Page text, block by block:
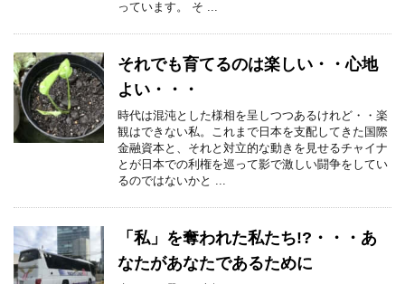
っています。 そ ...
それでも育てるのは楽しい・・心地
よい・・・
時代は混沌とした様相を呈しつつあるけれど・・楽
観はできない私。これまで日本を支配してきた国際
金融資本と、それと対立的な動きを見せるチャイナ
とが日本での利権を巡って影で激しい闘争をしてい
るのではないかと ...
「私」を奪われた私たち!?・・・あ
なたがあなたであるために